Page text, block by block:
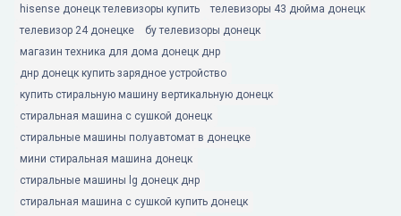
hisense донецк телевизоры купить
телевизоры 43 дюйма донецк
телевизор 24 донецке
бу телевизоры донецк
магазин техника для дома донецк днр
днр донецк купить зарядное устройство
купить стиральную машину вертикальную донецк
стиральная машина с сушкой донецк
стиральные машины полуавтомат в донецке
мини стиральная машина донецк
стиральные машины lg донецк днр
стиральная машина с сушкой купить донецк